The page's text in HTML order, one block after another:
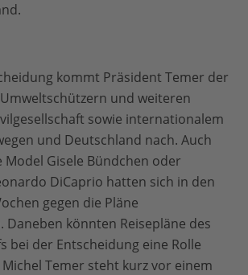
kommt Präsident Temer der
und weiteren
sowie internationalem
und Deutschland nach. Auch
Gisele Bündchen oder
DiCaprio hatten sich in den
gegen die Pläne
Daneben könnten Reisepläne des
bei der Entscheidung eine Rolle
Temer steht kurz vor einem